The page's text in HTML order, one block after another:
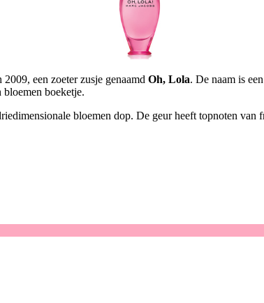
2009, een zoeter zusje genaamd Oh, Lola. De naam is
boeketje.
bloemen dop. De geur heeft topnoten van